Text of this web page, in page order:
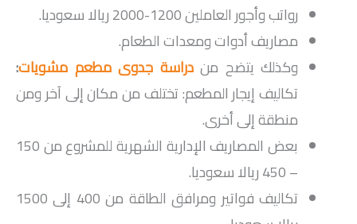
رواتب وأجور العاملين 1200-2000 ريالا سعوديا.
مصاريف أدوات ومعدات الطعام.
وكذلك يتضح مندراسة جدوى مطعم مشويات:
تكاليف إيجار المطعم: تختلف من مكان إلى آخر ومن
منطقة إلى أخرى.
بعض المصاريف الإدارية الشهرية للمشروع من 150
– 450 ريالا سعوديا.
تكاليف فواتير ومرافق الطاقة من 400 إلى 1500